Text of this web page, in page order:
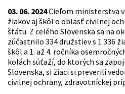
03. 06. 2024Cieľom ministerstva
žiakov aj škôl o oblasť civilnej
štátu. Z celého Slovenska sa na
zúčastnilo 334 družstiev s 1 336
škôl a 1. až 4. ročníka
kolách súťaží, do ktorých sa
Slovenska, si žiaci si preverili
civilnej ochrany, zdravotníckej